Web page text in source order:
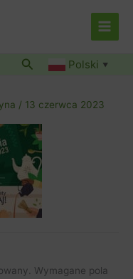
Szukaj Polski ▼
/ 13 czerwca 2023
Wymagane pola